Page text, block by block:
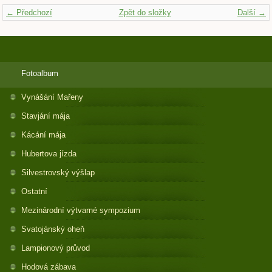
← Předchozí Další →
Zpět do složky
Fotoalbum
Vynášání Mařeny
Stavjání mája
Kácání mája
Hubertova jízda
Silvestrovský výšlap
Ostatní
Mezinárodní výtvarné sympozium
Svatojánský oheň
Lampionový průvod
Hodová zábava